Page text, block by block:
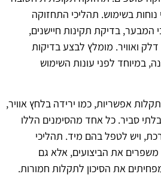
בשימוש. תהליכי התחזוקה
המבער, בדיקת תקינות חיישנים,
ואוויר. מומלץ לבצע בדיקות
במיוחד לפני עונות השימוש
אפשריות, כמו ירידה בלחץ אוויר,
סביר. כל אחד מהסימנים הללו
ויש לטפל בהם מיד. תהליכי
את הביצועים, אלא גם
את הסיכון לתקלות חמורות.